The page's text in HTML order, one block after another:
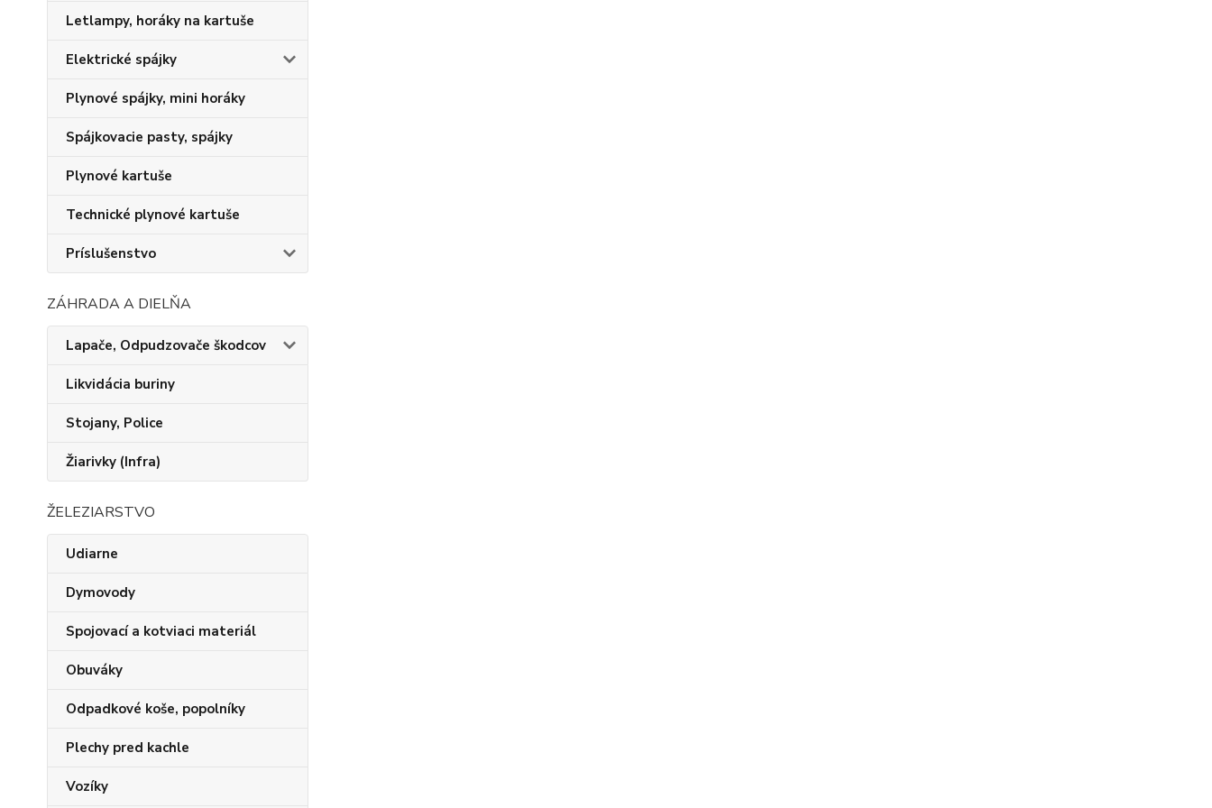
Letlampy, horáky na kartuše
Elektrické spájky
Plynové spájky, mini horáky
Spájkovacie pasty, spájky
Plynové kartuše
Technické plynové kartuše
Príslušenstvo
ZÁHRADA A DIELŇA
Lapače, Odpudzovače škodcov
Likvidácia buriny
Stojany, Police
Žiarivky (Infra)
ŽELEZIARSTVO
Udiarne
Dymovody
Spojovací a kotviaci materiál
Obuváky
Odpadkové koše, popolníky
Plechy pred kachle
Vozíky